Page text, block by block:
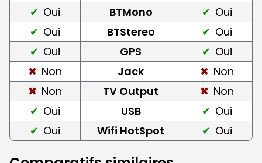
Oui
BTMono
Oui
Oui
BTStereo
Oui
Oui
GPS
Oui
Non
Jack
Non
Non
TV Output
Non
Oui
USB
Oui
Oui
Wifi HotSpot Oui